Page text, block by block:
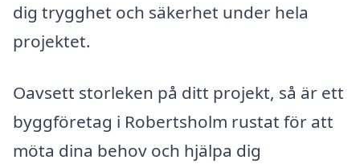
dig trygghet och säkerhet under hela
projektet.
Oavsett storleken på ditt projekt, så är ett
byggföretag i Robertsholm rustat för att
möta dina behov och hjälpa dig